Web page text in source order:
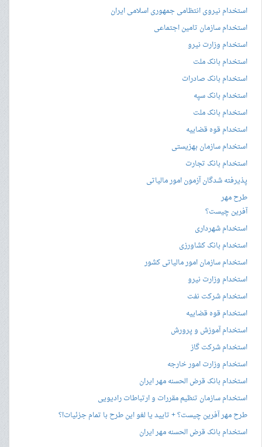
استخدام نیروی انتظامی جمهوری اسلامی ایران
استخدام سازمان تامین اجتماعی
استخدام وزارت نیرو
استخدام بانک ملت
استخدام بانک صادرات
استخدام بانک سپه
استخدام بانک ملت
استخدام قوه قضاییه
استخدام سازمان بهزیستی
استخدام بانک تجارت
پذیرفته شدگان آزمون امور مالیاتی
طرح مهر
آفرین چیست؟
استخدام شهرداری
استخدام بانک کشاورزی
استخدام سازمان امور مالیاتی کشور
استخدام وزارت نیرو
استخدام شرکت نفت
استخدام قوه قضاییه
استخدام آموزش و پرورش
استخدام شرکت گاز
استخدام وزارت امور خارجه
استخدام بانک قرض الحسنه مهر ایران
استخدام سازمان تنظیم مقررات و ارتباطات رادیویی
طرح مهر آفرین چیست؟ + تایید یا لغو این طرح با تمام جزئیات!؟
استخدام بانک قرض الحسنه مهر ایران